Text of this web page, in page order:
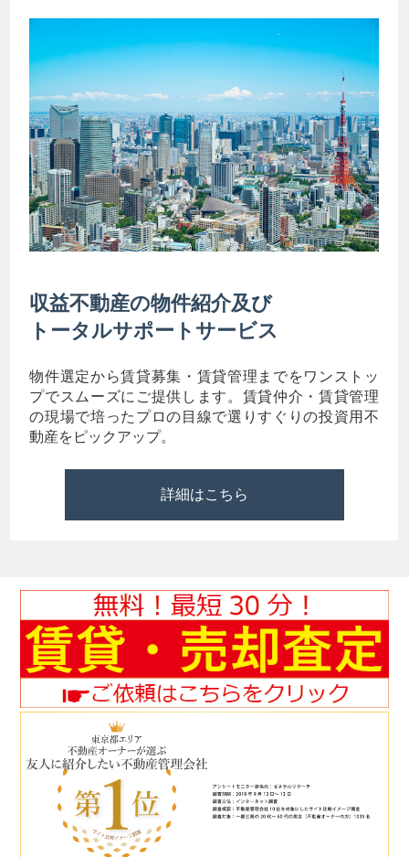
収益不動産の物件紹介及び
トータルサポートサービス
物件選定から賃貸募集・賃貸管理までをワンストッ
プでスムーズにご提供します。賃貸仲介・賃貸管理
の現場で培ったプロの目線で選りすぐりの投資用不
動産をピックアップ。
詳細はこちら